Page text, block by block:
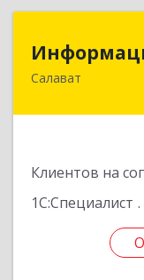
Салават
Клиентов на
1С:Специалист